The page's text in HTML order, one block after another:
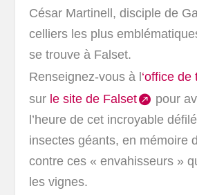
César Martinell, disciple de
celliers les plus
se trouve à Falset.
Renseignez-vous à l‘office
sur le site de Falset
pour
l’heure de cet incroyable
insectes géants, en mémoire
contre ces « envahisseurs »
les vignes.